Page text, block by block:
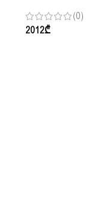
Smart TV 2026
(0)
2012₾